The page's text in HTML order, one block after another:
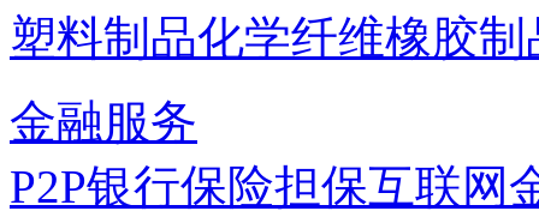
塑料制品化学纤维橡胶制
金融服务
P2P银行保险担保互联网